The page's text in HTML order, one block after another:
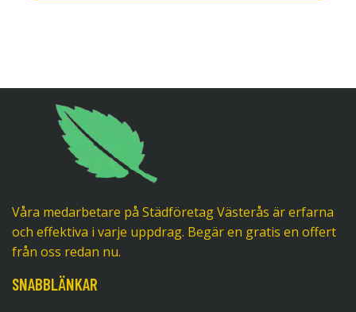
Våra medarbetare på Städföretag Västerås är erfarna
och effektiva i varje uppdrag. Begär en gratis en offert
från oss redan nu.
SNABBLÄNKAR